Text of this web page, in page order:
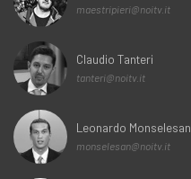
maestripieri@noitv.it
Claudio Tanteri
tanteri@noitv.it
Leonardo Monselesan
monselesan@noitv.it